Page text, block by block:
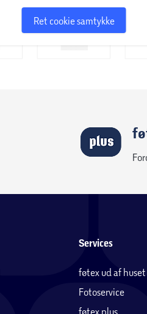
Ret cookie samtykke
Services
føtex ud af huset
Fotoservice
føtex plus